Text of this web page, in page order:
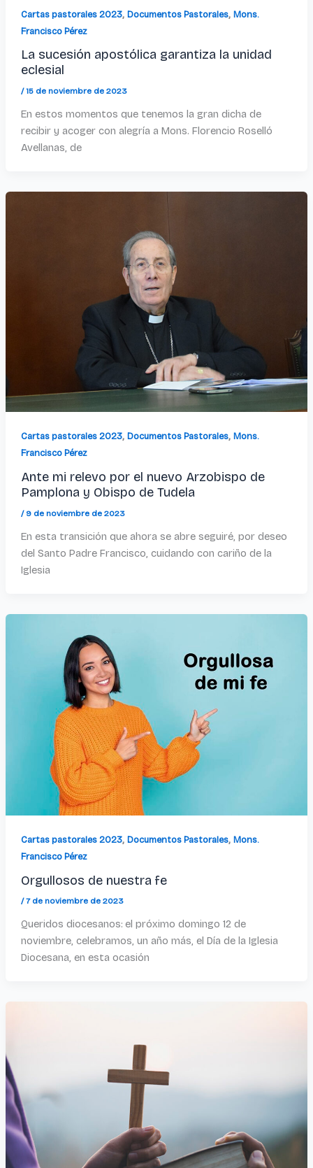
Cartas pastorales 2023, Documentos Pastorales, Mons.
Francisco Pérez
La sucesión apostólica garantiza la unidad
eclesial
/15 de noviembre de 2023
En estos momentos que tenemos la gran dicha de
recibir y acoger con alegría a Mons. Florencio Roselló
Avellanas, de
Cartas pastorales 2023, Documentos Pastorales, Mons.
Francisco Pérez
Ante mi relevo por el nuevo Arzobispo de
Pamplona y Obispo de Tudela
/ 9 de noviembre de 2023
En esta transición que ahora se abre seguiré, por deseo
del Santo Padre Francisco, cuidando con cariño de la
Iglesia
Cartas pastorales 2023, Documentos Pastorales, Mons.
Francisco Pérez
Orgullosos de nuestra fe
/7 de noviembre de 2023
Queridos diocesanos: el próximo domingo 12 de
noviembre, celebramos, un año más, el Día de la Iglesia
Diocesana, en esta ocasión